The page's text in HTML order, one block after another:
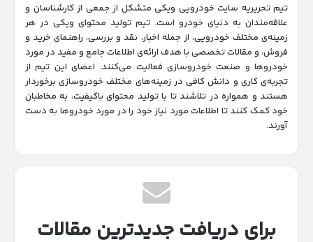
تیم تحریریه سایت خودرویی ویکی متشکل از جمعی از کارشناسان و
علاقه‌مندان به دنیای خودرو است. تیم تولید محتوای ویکی در هر
زمینه‌‌ی مختلف خودرویی، از جمله اخبار، نقد و بررسی، راهنمای خرید و
فروش، و مقالات تخصصی با هدف ارائه‌ی اطلاعات جامع و مفید در مورد
خودروها و صنعت خودروسازی فعالیت می‌کنند. اعضای این تیم از
تجربه‌ی کاری و دانش کافی در زمینه‌های مختلف خودروسازی برخوردار
هستند و همواره در تلاشند تا با تولید محتوای باکیفیت، به مخاطبان
خود کمک کنند تا اطلاعات مورد نیاز خود را در مورد خودروها به دست
آورند.
برای دریافت جدیدترین مقالات